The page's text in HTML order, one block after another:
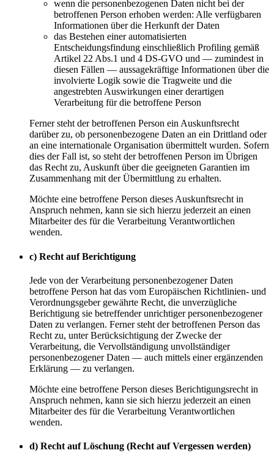
wenn die personenbezogenen Daten nicht bei der
betroffenen Person erhoben werden: Alle verfügbaren
Informationen über die Herkunft der Daten
das Bestehen einer automatisierten
Entscheidungsfindung einschließlich Profiling gemäß
Artikel 22 Abs.1 und 4 DS-GVO und — zumindest in
diesen Fällen — aussagekräftige Informationen über die
involvierte Logik sowie die Tragweite und die
angestrebten Auswirkungen einer derartigen
Verarbeitung für die betroffene Person
Ferner steht der betroffenen Person ein Auskunftsrecht
darüber zu, ob personenbezogene Daten an ein Drittland oder
an eine internationale Organisation übermittelt wurden. Sofern
dies der Fall ist, so steht der betroffenen Person im Übrigen
das Recht zu, Auskunft über die geeigneten Garantien im
Zusammenhang mit der Übermittlung zu erhalten.
Möchte eine betroffene Person dieses Auskunftsrecht in
Anspruch nehmen, kann sie sich hierzu jederzeit an einen
Mitarbeiter des für die Verarbeitung Verantwortlichen
wenden.
c) Recht auf Berichtigung
Jede von der Verarbeitung personenbezogener Daten
betroffene Person hat das vom Europäischen Richtlinien- und
Verordnungsgeber gewährte Recht, die unverzügliche
Berichtigung sie betreffender unrichtiger personenbezogener
Daten zu verlangen. Ferner steht der betroffenen Person das
Recht zu, unter Berücksichtigung der Zwecke der
Verarbeitung, die Vervollständigung unvollständiger
personenbezogener Daten — auch mittels einer ergänzenden
Erklärung — zu verlangen.
Möchte eine betroffene Person dieses Berichtigungsrecht in
Anspruch nehmen, kann sie sich hierzu jederzeit an einen
Mitarbeiter des für die Verarbeitung Verantwortlichen
wenden.
d) Recht auf Löschung (Recht auf Vergessen werden)